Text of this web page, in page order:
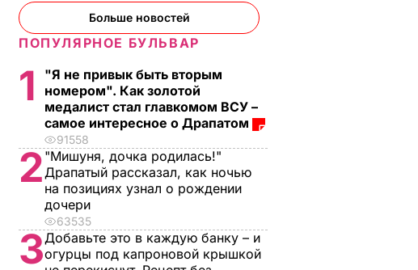
суда по
полномочиях
перенесено
неявки
ПОЛИТИКА
Супрун заявила, что
вакцинация от кори и
уберечь детей от
проблем со слухом
Больше новостей
ПОПУЛЯРНОЕ БУЛЬВАР
1
"Я не привык быть вторым
номером". Как золотой
медалист стал главкомом ВСУ –
самое интересное о Драпатом
91558
2 "Мишуня, дочка родилась!"
Драпатый рассказал, как ночью
на позициях узнал о рождении
дочери
63535
3Добавьте это в каждую банку – и
огурцы под капроновой крышкой